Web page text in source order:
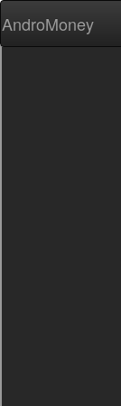
AndroMoney